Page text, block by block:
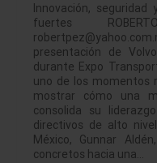
Innovación,
fuertes ROBERTO
presentación de
durante Expo
uno de los momentos
mostrar cómo una
consolida su
directivos de alto
México, Gunnar
concretos hacia una…